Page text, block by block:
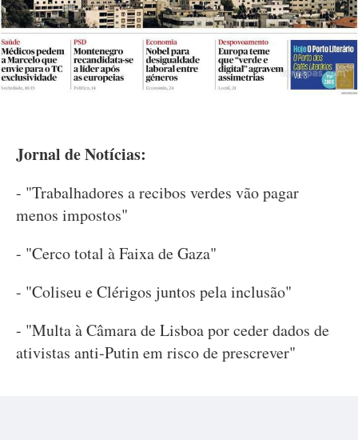
Jornal de Notícias:
- "Trabalhadores a recibos verdes vão pagar
menos impostos"
- "Cerco total à Faixa de Gaza"
- "Coliseu e Clérigos juntos pela inclusão"
- "Multa à Câmara de Lisboa por ceder dados de
ativistas anti-Putin em risco de prescrever"